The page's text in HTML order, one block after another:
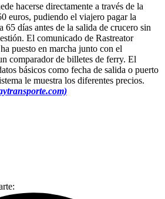
hacerse directamente a través de la
euros, pudiendo el viajero pagar la
65 días antes de la salida de crucero sin
El comunicado de Rastreator
puesto en marcha junto con el
comparador de billetes de ferry. El
básicos como fecha de salida o puerto
le muestra los diferentes precios.